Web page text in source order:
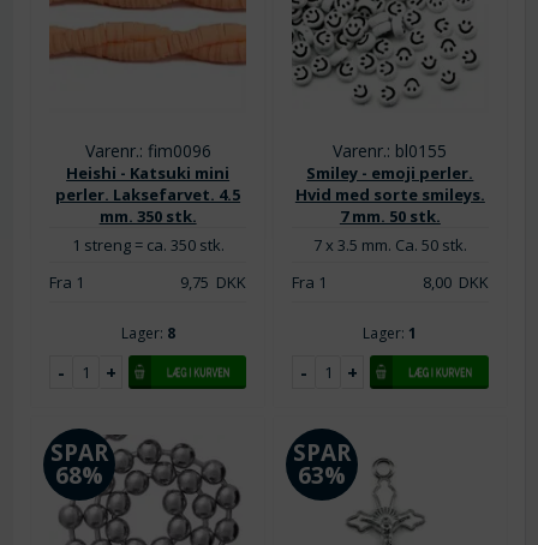
Varenr.: fim0096
Heishi - Katsuki mini
perler. Laksefarvet. 4.5
mm. 350 stk.
1 streng = ca. 350 stk.
Fra 1
9,75 DKK
Lager: 8
Varenr.: bl0155
Smiley - emoji perler.
Hvid med sorte smileys.
7 mm. 50 stk.
7 x 3.5 mm. Ca. 50 stk.
Fra 1
8,00DKK
Lager: 1
SPAR
68%
SPAR
63%